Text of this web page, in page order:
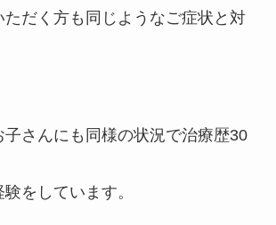
だく方も同じようなご症状と対
子さんにも同様の状況で治療歴30
をしています。